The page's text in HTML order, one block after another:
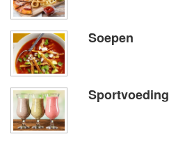
Soepen
Sportvoeding